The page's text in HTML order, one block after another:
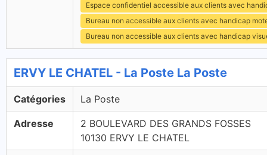
Espace confidentiel accessible aux clients avec
Bureau non accessible aux clients avec handicap
Bureau non accessible aux clients avec handicap
ERVY LE CHATEL - La Poste La Poste
Catégories La Poste
Adresse
2 BOULEVARD DES GRANDS FOSSES
10130 ERVY LE CHATEL